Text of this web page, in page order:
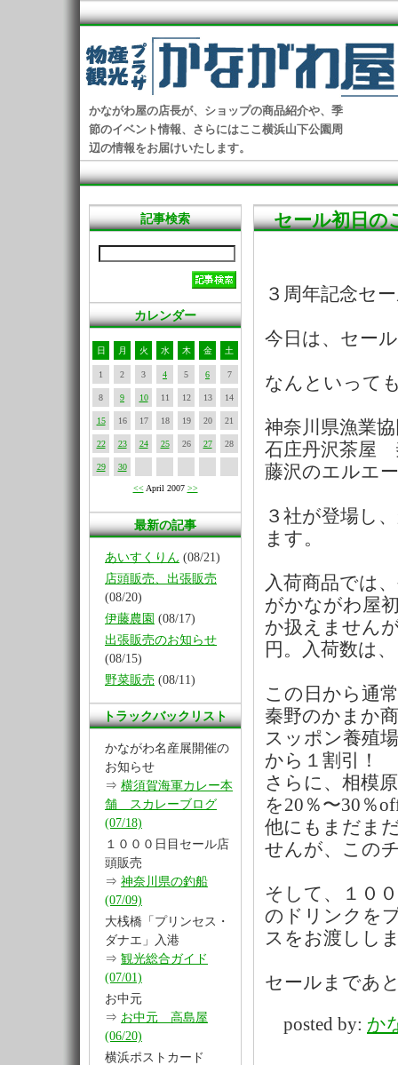
かながわ屋の店長が、ショップの商品紹介や、季
節のイベント情報、さらにはここ横浜山下公園周
辺の情報をお届けいたします。
記事検索
カレンダー
日 月 火 水 木 金 土
1 2 3 4 5 6 7
8 9 10 11 12 13 14
15 16 17 18 19 20 21
22 23 24 25 26 27 28
29 30
<< April 2007 >>
最新の記事
あいすくりん (08/21)
店頭販売、出張販売
(08/20)
伊藤農園 (08/17)
出張販売のお知らせ
(08/15)
野菜販売 (08/11)
トラックバックリスト
かながわ名産展開催の
お知らせ
⇒ 横須賀海軍カレー本
舗 スカレーブログ
(07/18)
１０００日目セール店
頭販売
⇒ 神奈川県の釣船
(07/09)
大桟橋「プリンセス・
ダナエ」入港
⇒ 観光総合ガイド
(07/01)
お中元
⇒ お中元 高島屋
(06/20)
横浜ポストカード
セール初日の
３周年記念セ
今日は、セー
なんといって
神奈川県漁業
石庄丹沢茶屋
藤沢のエルエ
３社が登場し
ます。
入荷商品では
がかながわ屋
か扱えません
円。入荷数は
この日から通
秦野のかまか
スッポン養殖
から１割引！
さらに、相模
を20％〜30％
他にもまだま
せんが、この
そして、１０
のドリンクを
スをお渡しし
セールまであ
posted by: か